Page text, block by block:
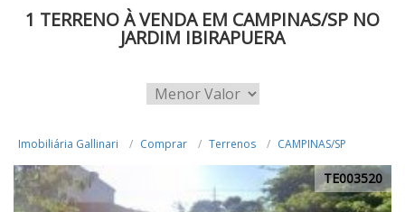
1 TERRENO À VENDA EM CAMPINAS/SP NO
JARDIM IBIRAPUERA
Imobiliária Gallinari Comprar Terrenos CAMPINAS/SP
TE003520